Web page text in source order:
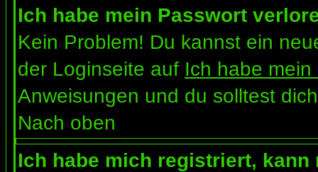
Ich habe mein Passwort
Kein Problem! Du kannst ein
der Loginseite auf Ich habe
Anweisungen und du solltest
Nach oben
Ich habe mich registriert,